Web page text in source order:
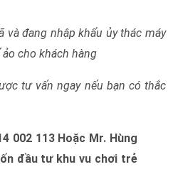
2014/TT-BVHTTDL
VBHN-BVHTTDL
với máy bắn cá điện